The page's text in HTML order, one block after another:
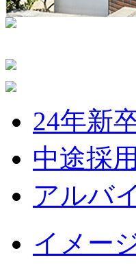
24年新
中途採
アルバ
イメー